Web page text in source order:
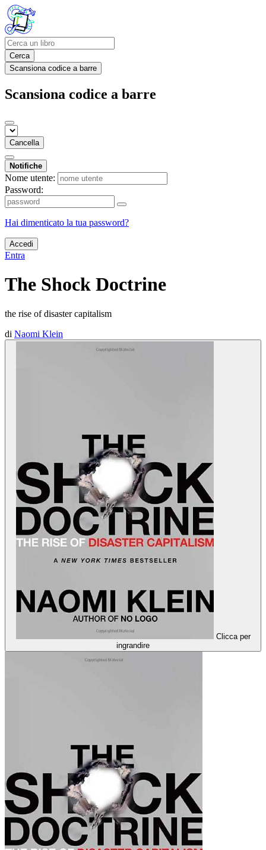
Cerca
Scansiona codice a barre
Scansiona codice a barre
Cancella
Notifiche
Nome utente:
Password:
Hai dimenticato la tua password?
Accedi
Entra
The Shock Doctrine
the rise of disaster capitalism
di Naomi Klein
Clicca per
ingrandire